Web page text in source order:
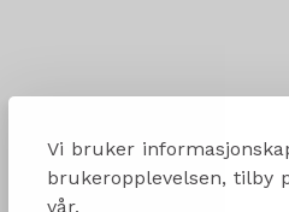
Vi bruker
brukeropplevelsen, tilby
vår.